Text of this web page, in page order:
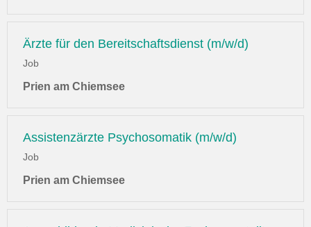
Ärzte für den Bereitschaftsdienst (m/w/d)
Job
Prien am Chiemsee
Assistenzärzte Psychosomatik (m/w/d)
Job
Prien am Chiemsee